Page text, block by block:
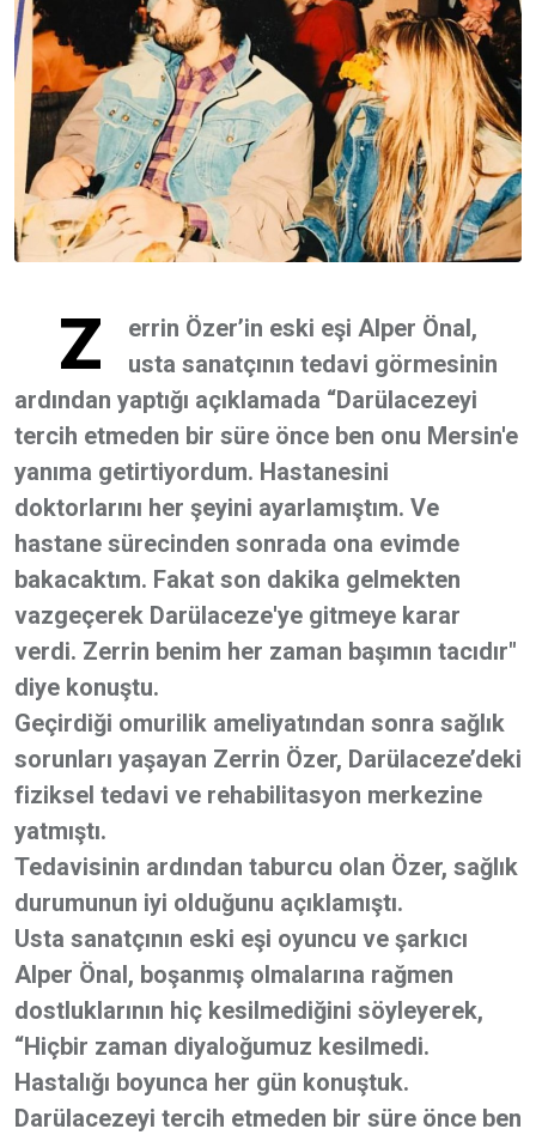
Z
errin Özer’in eski eşi Alper Önal,
usta sanatçının tedavi görmesinin
ardından yaptığı açıklamada “Darülacezeyi
tercih etmeden bir süre önce ben onu Mersin'e
yanıma getirtiyordum. Hastanesini
doktorlarını her şeyini ayarlamıştım. Ve
hastane sürecinden sonrada ona evimde
bakacaktım. Fakat son dakika gelmekten
vazgeçerek Darülaceze'ye gitmeye karar
verdi. Zerrin benim her zaman başımın tacıdır"
diye konuştu.
Geçirdiği omurilik ameliyatından sonra sağlık
sorunları yaşayan Zerrin Özer, Darülaceze’deki
fiziksel tedavi ve rehabilitasyon merkezine
yatmıştı.
Tedavisinin ardından taburcu olan Özer, sağlık
durumunun iyi olduğunu açıklamıştı.
Usta sanatçının eski eşi oyuncu ve şarkıcı
Alper Önal, boşanmış olmalarına rağmen
dostluklarının hiç kesilmediğini söyleyerek,
“Hiçbir zaman diyaloğumuz kesilmedi.
Hastalığı boyunca her gün konuştuk.
Darülacezeyi tercih etmeden bir süre önce ben